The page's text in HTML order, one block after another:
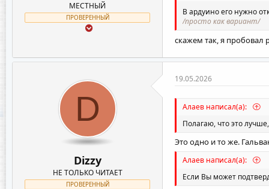
МЕСТНЫЙ
ПРОВЕРЕННЫЙ
В ардуино его нужно
/просто как вариант/
скажем так, я пробовал
D
Dizzy
НЕ ТОЛЬКО ЧИТАЕТ
ПРОВЕРЕННЫЙ
19.05.2026
Алаев написал(а):
Полагаю, что это
Это одно и то же.
Алаев написал(а):
Если Вы может